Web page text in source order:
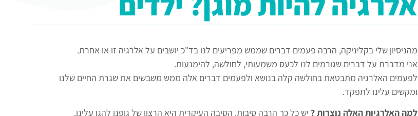
מהניסיון שלי בקליניקה, הרבה פעמים דברים שממש מפריעים לנו בד"כ יושבים על אלרגיה זו או אחרת.
אני מדברת על דברים שגורמים לנו לכעס משמעותי, לחולשה, להימנעות.
לפעמים האלרגיה מתבטאת בחולשה קלה בנושא ולפעמים דברים אלה ממש משבשים את שגרת החיים שלנו
ומקשים עלינו לתפקד.
למה האלרגיות האלה נוצרות ? יש כל כך הרבה סיבות. הסיבה העיקרית היא הרצון של גופנו להגן עלינו.